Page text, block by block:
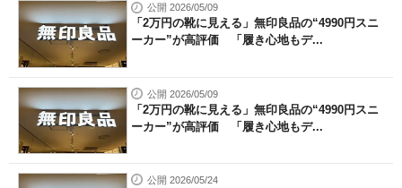
公開 2026/05/09
「2万円の靴に見える」無印良品の“4990円スニ
ーカー”が高評価 「履き心地もデ...
公開 2026/05/09
「2万円の靴に見える」無印良品の“4990円スニ
ーカー”が高評価 「履き心地もデ...
公開 2026/05/24